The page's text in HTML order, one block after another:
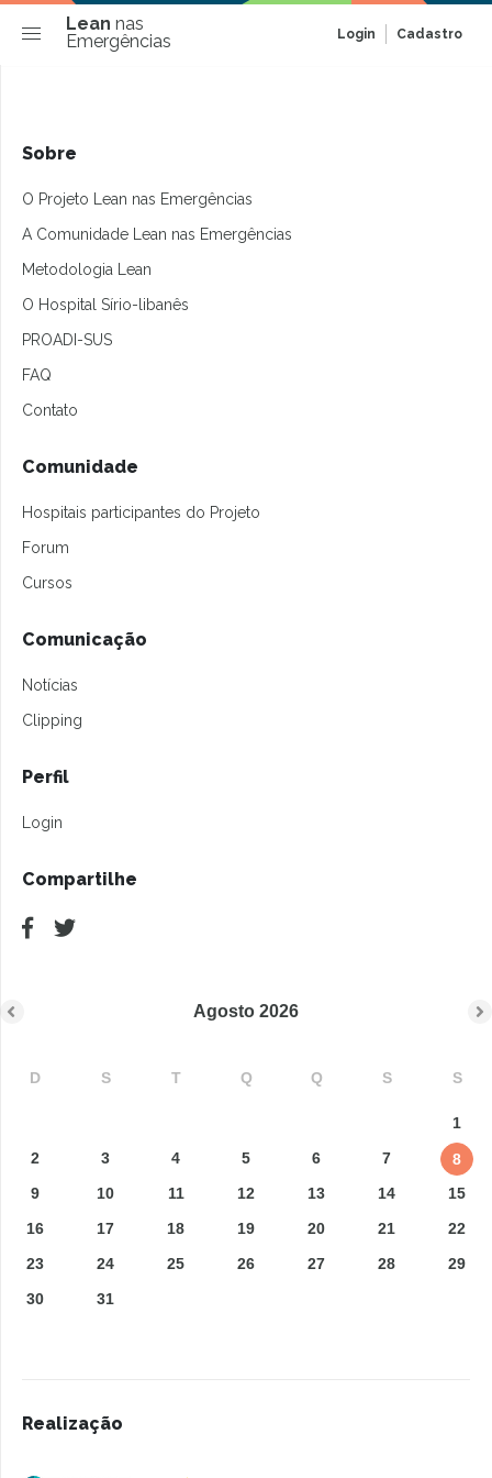
Lean nas
Emergências
Login Cadastro
Sobre
O Projeto Lean nas Emergências
A Comunidade Lean nas Emergências
Metodologia Lean
O Hospital Sírio-libanês
PROADI-SUS
FAQ
Contato
Comunidade
Hospitais participantes do Projeto
Forum
Cursos
Comunicação
Notícias
Clipping
Perfil
Login
Compartilhe
Agosto 2026
D S T Q Q S S
1
2
3 4 5 6 7
8
9
10 11 12 13 14
15
16
17 18 19 20 21
22
23
24 25 26 27 28
29
30
31
Realização